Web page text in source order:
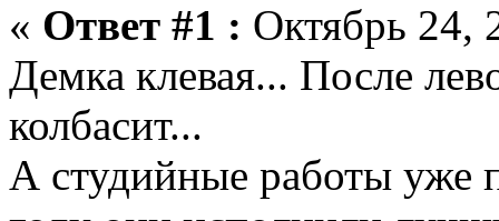
« Ответ #1 : Октябрь 24,
Демка клевая... После
колбасит...
А студийные работы уже